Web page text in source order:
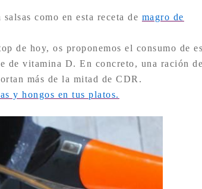
como en esta receta de magro de
de hoy, os proponemos el consumo de
de vitamina D. En concreto, una ración de
más de la mitad de CDR.
y hongos en tus platos.